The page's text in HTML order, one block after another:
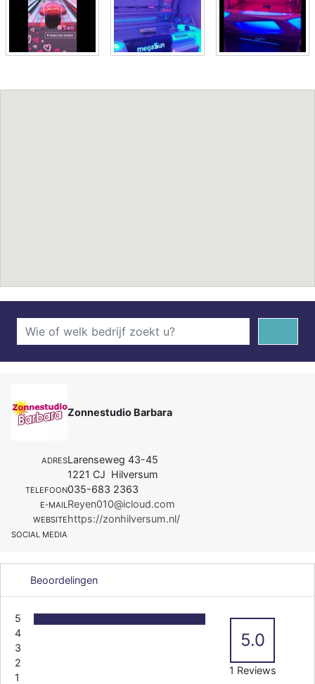
Zonnestudio Barbara
ADRESLarenseweg 43-45
1221 CJ Hilversum
TELEFOON035-683 2363
E-MAILReyen010@icloud.com
WEBSITEhttps://zonhilversum.nl/
SOCIAL MEDIA
Beoordelingen
5
4
3
2
1
5.0
1 Reviews